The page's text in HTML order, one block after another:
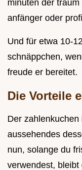
minuten der
anfänger oder
Und für etwa 10-
schnäppchen,
freude er bereitet.
Die Vorteile
Der
aussehendes
nun, solange du
verwendest, bleibt